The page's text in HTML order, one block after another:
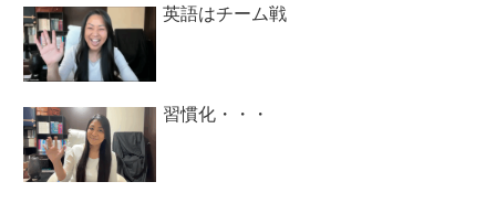
英語はチーム戦
習慣化・・・